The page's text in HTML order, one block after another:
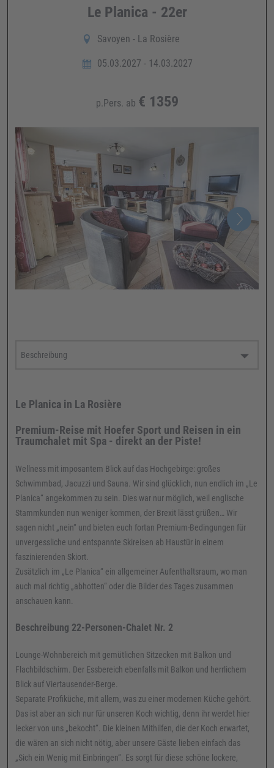
Le Planica - 22er
Savoyen - La Rosière
05.03.2027 - 14.03.2027
p.Pers. ab € 1359
Le Planica in La Rosière
Premium-Reise mit Hoefer Sport und Reisen in ein
Traumchalet mit Spa - direkt an der Piste!
Wellness mit imposantem Blick auf das Hochgebirge: großes
Schwimmbad, Jacuzzi und Sauna. Wir sind glücklich, nun endlich im „Le
Planica“ angekommen zu sein. Dies war nur möglich, weil englische
Stammkunden nun weniger kommen, der Brexit lässt grüßen… Wir
sagen nicht „nein“ und bieten euch fortan Premium-Bedingungen für
unvergessliche und entspannte Skireisen ab Haustür in einem
faszinierenden Skiort.
Zusätzlich im „Le Planica“ ein allgemeiner Aufenthaltsraum, wo man
auch mal richtig „abhotten“ oder die Bilder des Tages zusammen
anschauen kann.
Beschreibung 22-Personen-Chalet Nr. 2
Lounge-Wohnbereich mit gemütlichen Sitzecken mit Balkon und
Flachbildschirm. Der Essbereich ebenfalls mit Balkon und herrlichem
Blick auf Viertausender-Berge.
Separate Profiküche, mit allem, was zu einer modernen Küche gehört.
Das ist aber an sich nur für unseren Koch wichtig, denn ihr werdet hier
lecker von uns „bekocht“. Die kleinen Mithilfen, die der Koch erwartet,
die wären an sich nicht nötig, aber unsere Gäste lieben einfach das
„Sich ein Wenig mit Einbringen“. Es sorgt für diese schöne lockere,